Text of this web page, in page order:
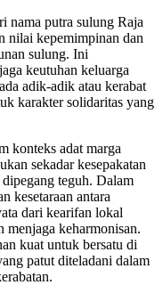
nama putra sulung Raja
nilai kepemimpinan dan
sulung. Ini
keutuhan keluarga
adik-adik atau kerabat
karakter solidaritas yang
konteks adat marga
sekadar kesepakatan
teguh. Dalam
kesetaraan antara
dari kearifan lokal
keharmonisan.
kuat untuk bersatu di
patut diteladani dalam